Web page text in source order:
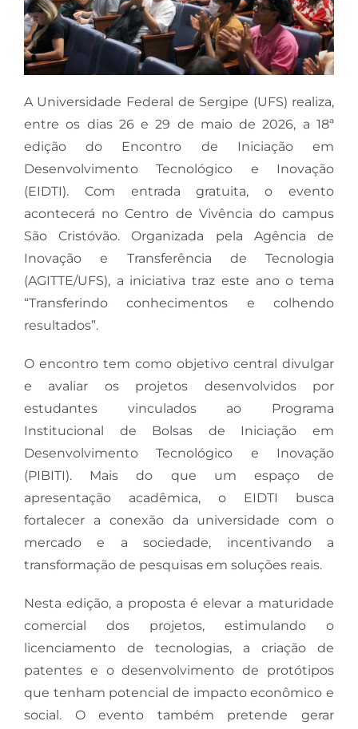
A Universidade Federal de Sergipe (UFS) realiza,
entre os dias 26 e 29 de maio de 2026, a 18ª
edição do Encontro de Iniciação em
Desenvolvimento Tecnológico e Inovação
(EIDTI). Com entrada gratuita, o evento
acontecerá no Centro de Vivência do campus
São Cristóvão. Organizada pela Agência de
Inovação e Transferência de Tecnologia
(AGITTE/UFS), a iniciativa traz este ano o tema
“Transferindo conhecimentos e colhendo
resultados”.
O encontro tem como objetivo central divulgar
e avaliar os projetos desenvolvidos por
estudantes vinculados ao Programa
Institucional de Bolsas de Iniciação em
Desenvolvimento Tecnológico e Inovação
(PIBITI). Mais do que um espaço de
apresentação acadêmica, o EIDTI busca
fortalecer a conexão da universidade com o
mercado e a sociedade, incentivando a
transformação de pesquisas em soluções reais.
Nesta edição, a proposta é elevar a maturidade
comercial dos projetos, estimulando o
licenciamento de tecnologias, a criação de
patentes e o desenvolvimento de protótipos
que tenham potencial de impacto econômico e
social. O evento também pretende gerar